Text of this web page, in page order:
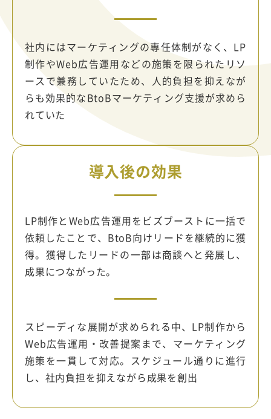
社内にはマーケティングの専任体制がなく、LP
制作やWeb広告運用などの施策を限られたリソ
ースで兼務していたため、人的負担を抑えなが
らも効果的なBtoBマーケティング支援が求めら
れていた
導入後の効果
LP制作とWeb広告運用をビズブーストに一括で
依頼したことで、BtoB向けリードを継続的に獲
得。獲得したリードの一部は商談へと発展し、
成果につながった。
スピーディな展開が求められる中、LP制作から
Web広告運用・改善提案まで、マーケティング
施策を一貫して対応。スケジュール通りに進行
し、社内負担を抑えながら成果を創出